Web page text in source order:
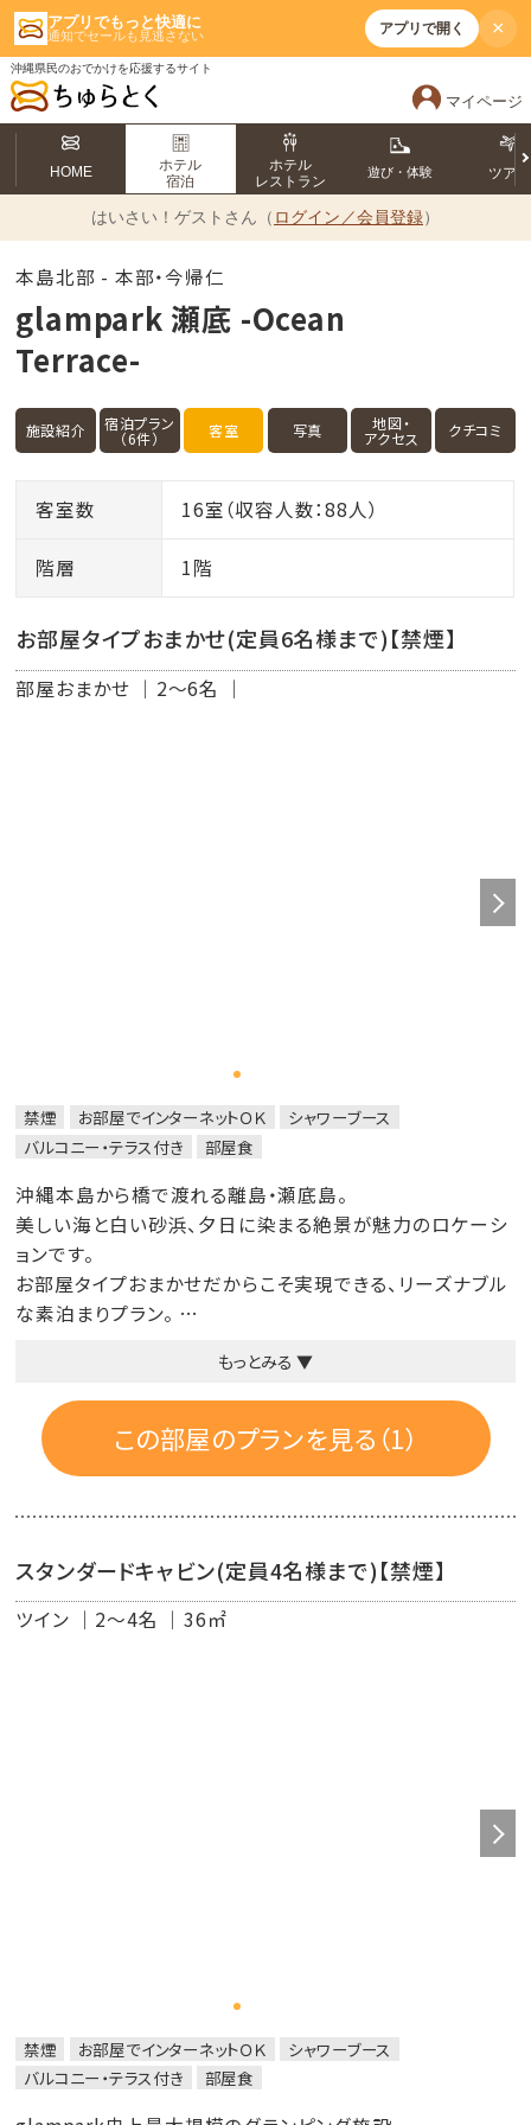
アプリでもっと快適に
通知でセールも見逃さない アプリで開く ×
沖縄県民のおでかけを応援するサイト
マイページ
HOME
ホテル
宿泊
ホテル
レストラン
遊び・体験 ツアー
はいさい！ ゲストさん（ ログイン／会員登録）
本島北部 - 本部・今帰仁
glampark 瀬底 -Ocean
Terrace-
施設紹介 宿泊プラン
（6件） 客室 写真 地図・
アクセス クチコミ
客室数 16室（収容人数：88人）
階層 1階
お部屋タイプおまかせ(定員6名様まで)【禁煙】
部屋おまかせ 2～6名
禁煙 お部屋でインターネットＯＫ
シャワーブース
バルコニー・テラス付き
部屋食
沖縄本島から橋で渡れる離島・瀬底島。
美しい海と白い砂浜、夕日に染まる絶景が魅力のロケーシ
ョンです。
お部屋タイプおまかせだからこそ実現できる、リーズナブル
な素泊まりプラン。
【おまかせプランの注意事項】
◆数量限定
◆1泊限定のご予約となります。
◆プランに使用している画像は一例です。
ご指定や「どのお部屋になるか」といったご案内・ご確認は
一切お受けできかねます。あらかじめご了承ください。
もっとみる ▼
この部屋のプランを見る（1）
スタンダードキャビン(定員4名様まで)【禁煙】
ツイン 2～4名 36㎡
禁煙 お部屋でインターネットＯＫ
シャワーブース
バルコニー・テラス付き
部屋食